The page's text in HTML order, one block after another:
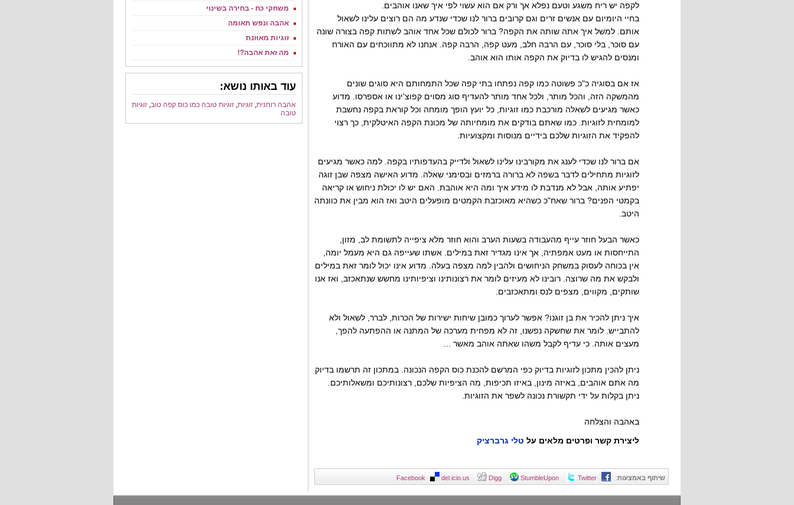
לקפה יש ריח משגע וטעם נפלא אך ורק אם הוא עשוי לפי איך שאנו אוהבים.
בחיי היומיום עם אנשים זרים וגם קרובים ברור לנו שכדי שנדע מה הם רוצים עלינו לשאול
אותם. למשל איך אתה שותה את הקפה? ברור לכולם שכל אחד אוהב לשתות קפה בצורה שונה
עם סוכר, בלי סוכר, עם הרבה חלב, מעט קפה, הרבה קפה. אנחנו לא מתווכחים עם האורח
ומנסים להגיש לו בדיוק את הקפה אותו הוא אוהב.
אז אם בסוגיה כ"כ פשוטה כמו קפה נפתחו בתי קפה שכל התמחותם היא סוגים שונים
מהמשקה הזה, והכל מותר, ולכל אחד מותר להעדיף סוג מסוים קפוצ'ינו או אספרסו. מדוע
כאשר מגיעים לשאלה מורכבת כמו זוגיות, כל יועץ הופך מומחה וכל קוראת בקפה נחשבת
למומחית לזוגיות. כמו שאתם בודקים את מומחיותה של מכונת הקפה האיטלקית, כך רצוי
להפקיד את הזוגיות שלכם בידיים מנוסות ומקצועיות.
אם ברור לנו שכדי לענג את מקורבינו עלינו לשאול ולדייק בהעדפותיו בקפה. למה כאשר מגיעים
לזוגיות מתחילים לדבר בשפה לא ברורה ברמזים ובסימני שאלה. מדוע האישה מצפה שבן זוגה
יפתיע אותה, אבל לא מנדבת לו מידע איך ומה היא אוהבת. האם יש לו יכולת ניחוש או קריאה
בקמטי הפנים? ברור שאח"כ כשהיא מאוכזבת הקמטים מופעלים היטב ואז הוא מבין את כוונתה
היטב.
כאשר הבעל חוזר עייף מהעבודה בשעות הערב והוא חוזר מלא ציפייה לתשומת לב, מזון,
התייחסות או מעט אמפתיה, אך אינו מגדיר זאת במילים. אשתו שעייפה גם היא מעמל יומה,
אין בכוחה לעסוק במשחק הניחושים ולהבין למה מצפה בעלה. מדוע אינו יכול לומר זאת במילים
ולבקש את מה שרוצה. רובינו לא מעיזים לומר את רצונותינו וציפיותינו מחשש שנתאכזב, ואז אנו
שותקים, מקווים, מצפים לנס ומתאכזבים.
איך ניתן להכיר את בן זוגנו? אפשר לערוך כמובן שיחות ישירות של הכרות, לברר, לשאול ולא
להתבייש. לומר את שחשקה נפשנו, זה לא מפחית מערכה של המתנה או ההפתעה להפך,
מעצים אותה. כי עדיף לקבל משהו שאתה אוהב מאשר ...
ניתן להכין מתכון לזוגיות בדיוק כפי המרשם להכנת כוס הקפה הנכונה. במתכון זה תרשמו בדיוק
מה אתם אוהבים, באיזה מינון, באיזו תכיפות, מה הציפיות שלכם, רצונותיכם ומשאלותיכם.
ניתן בקלות על ידי תקשורת נכונה לשפר את הזוגיות.
באהבה והצלחה
ליצירת קשר ופרטים מלאים על טלי גרברציק
שיתוף באמצעות:
Facebook del.icio.us Digg StumbleUpon Twitter
משחקי כח - בחירה בשינוי
אהבה ונפש תאומה
זוגיות מאוזנת
מה זאת אהבה?!
עוד באותו נושא:
אהבה רוחנית, זוגיות, זוגיות טובה כמו כוס קפה טוב, זוגיות
טובה